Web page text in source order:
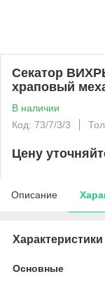
Секатор
храповый
В наличии
Код: 73/7/3/3
Цену
Описание
Характеристики
Основные